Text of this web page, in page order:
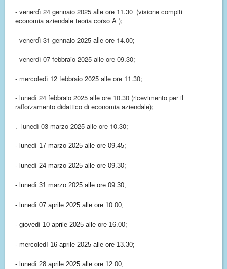
- venerdì 24 gennaio 2025 alle ore 11.30 (visione compiti
economia aziendale teoria corso A );
- venerdì 31 gennaio 2025 alle ore 14.00;
- venerdì 07 febbraio 2025 alle ore 09.30;
- mercoledì 12 febbraio 2025 alle ore 11.30;
- lunedì 24 febbraio 2025 alle ore 10.30 (ricevimento per il
rafforzamento didattico di economia aziendale);
.- lunedì 03 marzo 2025 alle ore 10.30;
- lunedì 17 marzo 2025 alle ore 09.45;
- lunedì 24 marzo 2025 alle ore 09.30;
- lunedì 31 marzo 2025 alle ore 09.30;
- lunedì 07 aprile 2025 alle ore 10.00;
- giovedì 10 aprile 2025 alle ore 16.00;
- mercoledì 16 aprile 2025 alle ore 13.30;
- lunedì 28 aprile 2025 alle ore 12.00;